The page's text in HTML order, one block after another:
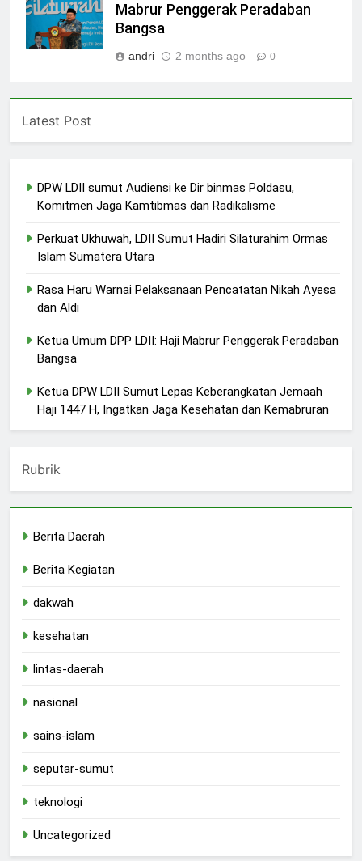
Mabrur Penggerak Peradaban
Bangsa
andri 2 months ago 0
Latest Post
DPW LDII sumut Audiensi ke Dir binmas Poldasu,
Komitmen Jaga Kamtibmas dan Radikalisme
Perkuat Ukhuwah, LDII Sumut Hadiri Silaturahim Ormas
Islam Sumatera Utara
Rasa Haru Warnai Pelaksanaan Pencatatan Nikah Ayesa
dan Aldi
Ketua Umum DPP LDII: Haji Mabrur Penggerak Peradaban
Bangsa
Ketua DPW LDII Sumut Lepas Keberangkatan Jemaah
Haji 1447 H, Ingatkan Jaga Kesehatan dan Kemabruran
Rubrik
Berita Daerah
Berita Kegiatan
dakwah
kesehatan
lintas-daerah
nasional
sains-islam
seputar-sumut
teknologi
Uncategorized